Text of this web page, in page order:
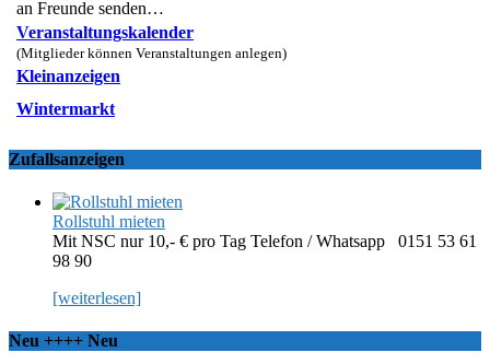
an Freunde senden…
Veranstaltungskalender
(Mitglieder können Veranstaltungen anlegen)
Kleinanzeigen
Wintermarkt
Zufallsanzeigen
Rollstuhl mieten
Mit NSC nur 10,- € pro Tag Telefon / Whatsapp 0151 53 61
98 90
[weiterlesen]
Neu ++++ Neu